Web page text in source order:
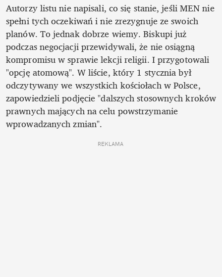
Autorzy listu nie napisali, co się stanie, jeśli MEN nie
spełni tych oczekiwań i nie zrezygnuje ze swoich
planów. To jednak dobrze wiemy. Biskupi już
podczas negocjacji przewidywali, że nie osiągną
kompromisu w sprawie lekcji religii. I przygotowali
"opcję atomową". W liście, który 1 stycznia był
odczytywany we wszystkich kościołach w Polsce,
zapowiedzieli podjęcie "dalszych stosownych kroków
prawnych mających na celu powstrzymanie
wprowadzanych zmian".
REKLAMA